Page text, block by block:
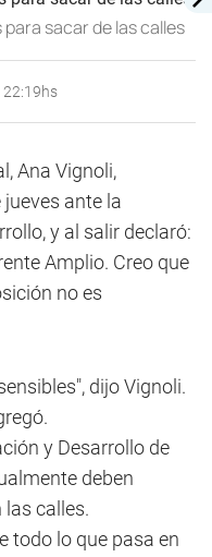
sacar de las calles
22:19hs
Ana Vignoli,
ante la
y al salir declaró:
Amplio. Creo que
no es
dijo Vignoli.
y Desarrollo de
deben
las calles.
todo lo que pasa en